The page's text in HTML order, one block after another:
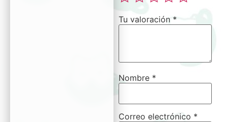
Tu valoración *
Nombre *
Correo electrónico *